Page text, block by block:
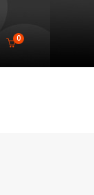
0